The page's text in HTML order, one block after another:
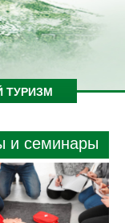
ТУРИЗМ
и семинары